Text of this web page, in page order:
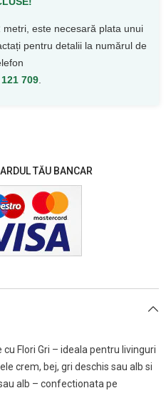
este necesară plata unui
pentru detalii la numărul de
709.
TĂU BANCAR
Flori Gri – ideala pentru livinguri
crem, bej, gri deschis sau alb si
alb – confectionata pe